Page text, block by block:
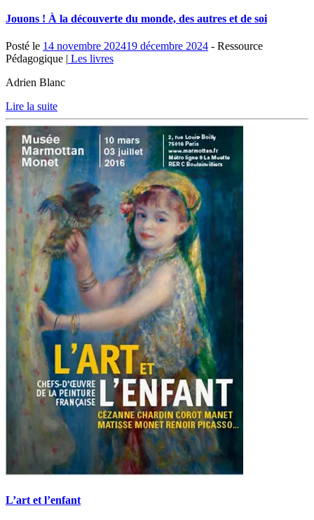
Jouons ! À la découverte du monde, des autres et de soi
Posté le 14 novembre 202419 décembre 2024 - Ressource
Pédagogique | Les livres
Adrien Blanc
Lire la suite
L’art et l’enfant